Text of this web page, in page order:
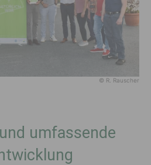
© R. Rauscher
umfassende